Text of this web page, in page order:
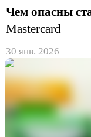
Чем опасны
Mastercard
30 янв. 2026